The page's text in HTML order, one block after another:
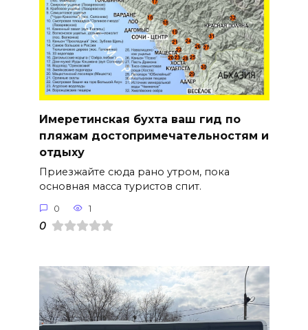
Имеретинская бухта ваш гид по
пляжам достопримечательностям и
отдыху
Приезжайте сюда рано утром, пока
основная масса туристов спит.
0 1
0